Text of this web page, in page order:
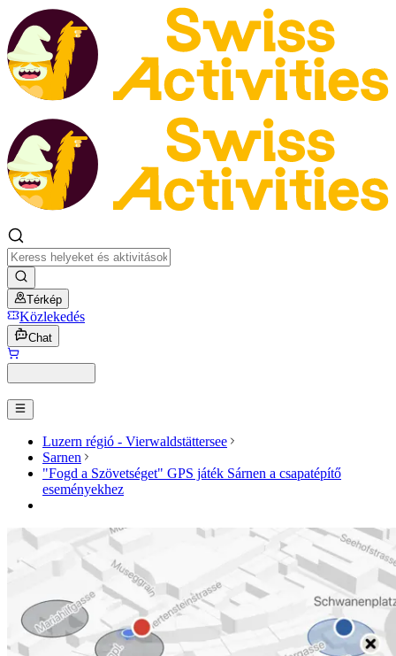
Térkép
Közlekedés
Chat
Luzern régió - Vierwaldstättersee
Sarnen
"Fogd a Szövetséget" GPS játék Sárnen a csapatépítő
eseményekhez